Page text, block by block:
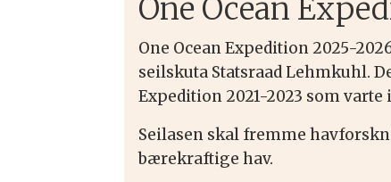
One Ocean
One Ocean Expedition 2025-
seilskuta Statsraad Lehmkuhl.
Expedition 2021-2023 som varte
Seilasen skal fremme
bærekraftige hav.